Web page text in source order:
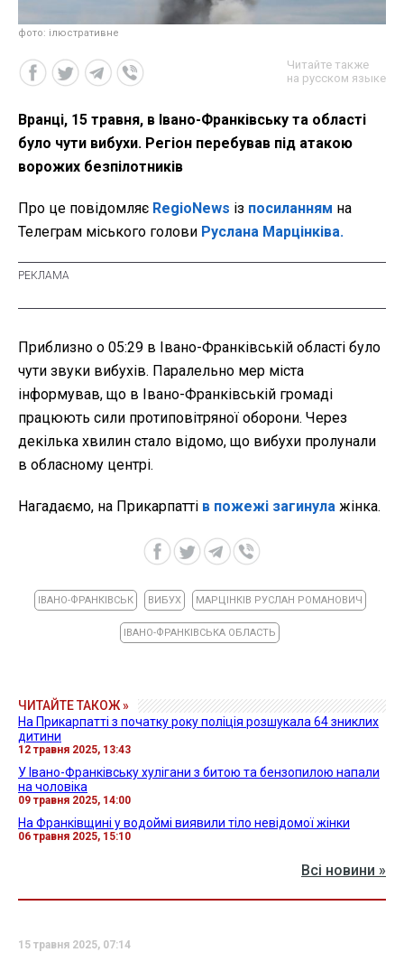
фото: ілюстративне
Читайте также
на русском языке
Вранці, 15 травня, в Івано-Франківську та області
було чути вибухи. Регіон перебував під атакою
ворожих безпілотників
Про це повідомляє RegioNews із посиланням на
Телеграм міського голови Руслана Марцінківа.
Приблизно о 05:29 в Івано-Франківській області було
чути звуки вибухів. Паралельно мер міста
інформував, що в Івано-Франківській громаді
працюють сили протиповітряної оборони. Через
декілька хвилин стало відомо, що вибухи пролунали
в обласному центрі.
Нагадаємо, на Прикарпатті в пожежі загинула жінка.
ІВАНО-ФРАНКІВСЬК ВИБУХ МАРЦІНКІВ РУСЛАН РОМАНОВИЧ
ІВАНО-ФРАНКІВСЬКА ОБЛАСТЬ
ЧИТАЙТЕ ТАКОЖ »
На Прикарпатті з початку року поліція розшукала 64 зниклих
дитини
12 травня 2025, 13:43
У Івано-Франківську хулігани з битою та бензопилою напали
на чоловіка
09 травня 2025, 14:00
На Франківщині у водоймі виявили тіло невідомої жінки
06 травня 2025, 15:10
Всі новини »
15 травня 2025, 07:14